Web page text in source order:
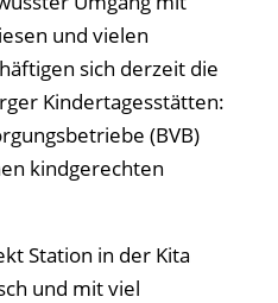
und vielen
sich derzeit die
Kindertagesstätten:
(BVB)
kindgerechten
Station in der Kita
und mit viel